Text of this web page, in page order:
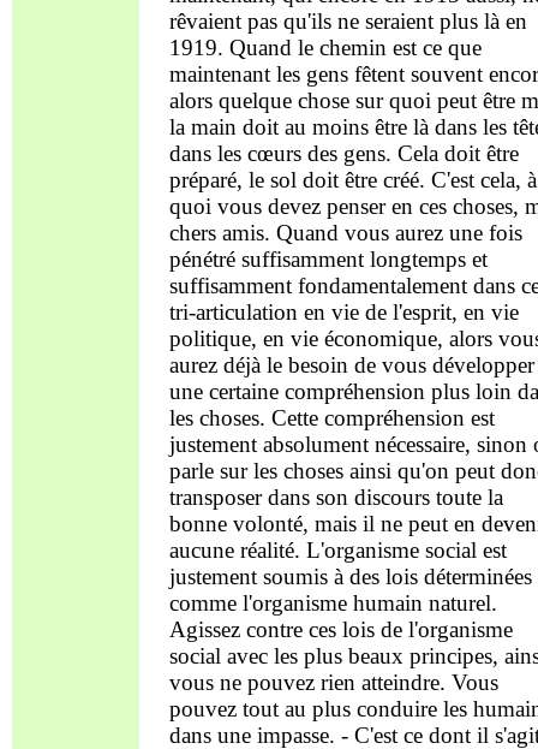
rêvaient pas qu'ils ne seraient plus là en
1919. Quand le chemin est ce que
maintenant les gens fêtent souvent
alors quelque chose sur quoi peut être
la main doit au moins être là dans les
dans les cœurs des gens. Cela doit être
préparé, le sol doit être créé. C'est cela, à
quoi vous devez penser en ces choses,
chers amis. Quand vous aurez une fois
pénétré suffisamment longtemps et
suffisamment fondamentalement dans
tri-articulation en vie de l'esprit, en vie
politique, en vie économique, alors
aurez déjà le besoin de vous développer
une certaine compréhension plus loin
les choses. Cette compréhension est
justement absolument nécessaire, sinon
parle sur les choses ainsi qu'on peut
transposer dans son discours toute la
bonne volonté, mais il ne peut en
aucune réalité. L'organisme social est
justement soumis à des lois déterminées
comme l'organisme humain naturel.
Agissez contre ces lois de l'organisme
social avec les plus beaux principes,
vous ne pouvez rien atteindre. Vous
pouvez tout au plus conduire les
dans une impasse. - C'est ce dont il